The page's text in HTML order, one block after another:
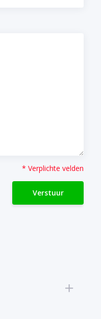
* Verplichte velden
Verstuur